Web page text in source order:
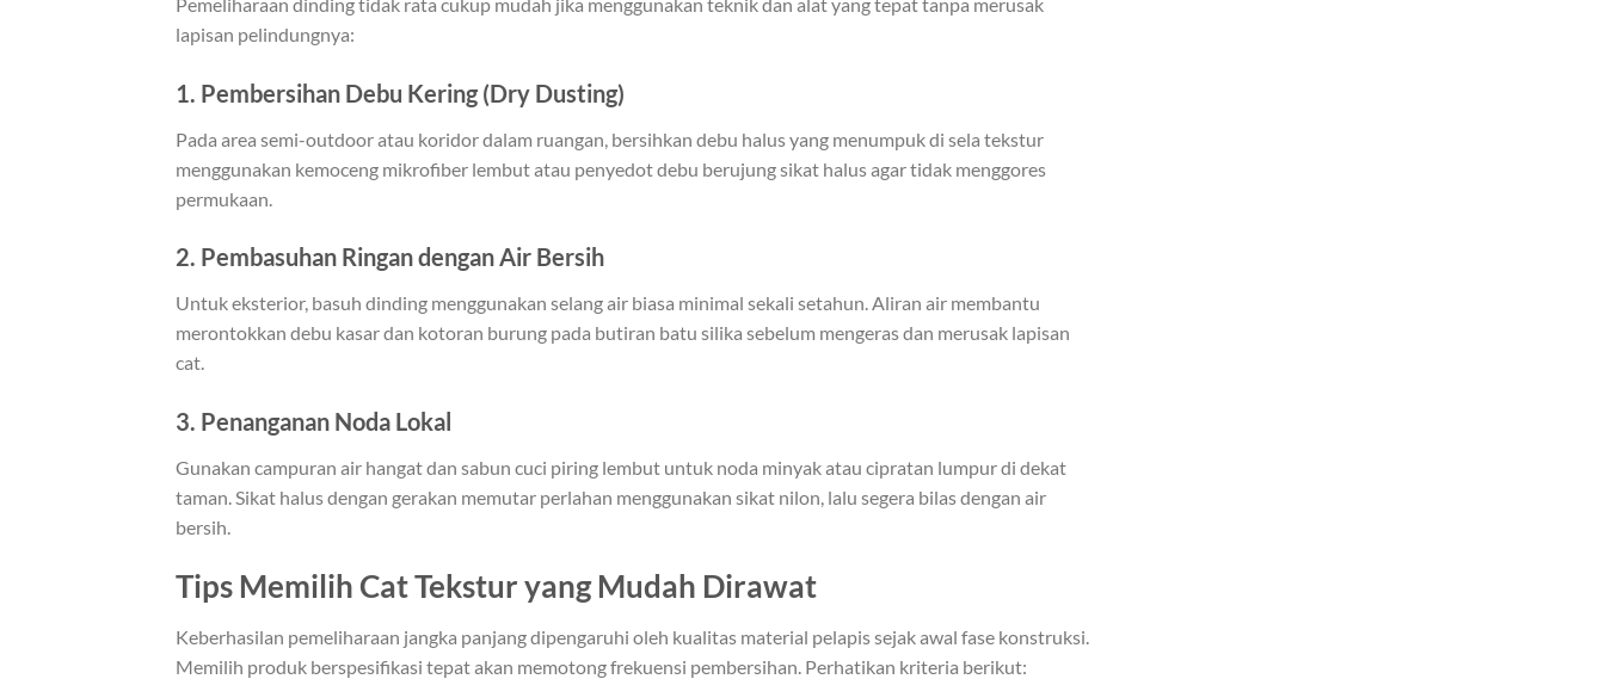
lapisan pelindungnya:
1. Pembersihan Debu Kering (Dry Dusting)
Pada area semi-outdoor atau koridor dalam ruangan, bersihkan debu halus yang menumpuk di sela tekstur
menggunakan kemoceng mikrofiber lembut atau penyedot debu berujung sikat halus agar tidak menggores
permukaan.
2. Pembasuhan Ringan dengan Air Bersih
Untuk eksterior, basuh dinding menggunakan selang air biasa minimal sekali setahun. Aliran air membantu
merontokkan debu kasar dan kotoran burung pada butiran batu silika sebelum mengeras dan merusak lapisan
cat.
3. Penanganan Noda Lokal
Gunakan campuran air hangat dan sabun cuci piring lembut untuk noda minyak atau cipratan lumpur di dekat
taman. Sikat halus dengan gerakan memutar perlahan menggunakan sikat nilon, lalu segera bilas dengan air
bersih.
Tips Memilih Cat Tekstur yang Mudah Dirawat
Keberhasilan pemeliharaan jangka panjang dipengaruhi oleh kualitas material pelapis sejak awal fase konstruksi.
Memilih produk berspesifikasi tepat akan memotong frekuensi pembersihan. Perhatikan kriteria berikut: